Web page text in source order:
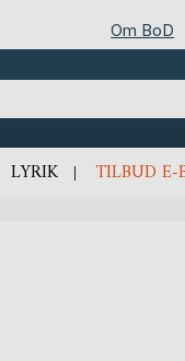
Om BoD
LYRIK TILBUD E-